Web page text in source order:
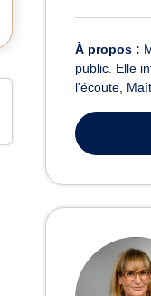
À propos :
public. Elle
l'écoute,